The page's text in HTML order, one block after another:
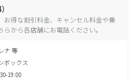
お得な割引料金、キャンセル料金や乗
から各店舗にお電話ください。
ナ 等
ボックス
19:00